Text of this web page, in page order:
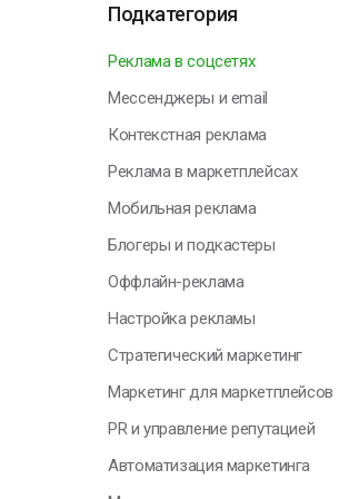
Подкатегория
Реклама в соцсетях
Мессенджеры и email
Контекстная реклама
Реклама в маркетплейсах
Мобильная реклама
Блогеры и подкастеры
Оффлайн-реклама
Настройка рекламы
Стратегический маркетинг
Маркетинг для маркетплейсов
PR и управление репутацией
Автоматизация маркетинга